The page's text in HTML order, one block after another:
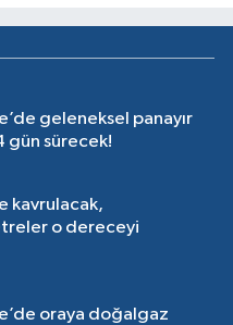
geleneksel panayır
gün sürecek!
kavrulacak,
o dereceyi
oraya doğalgaz